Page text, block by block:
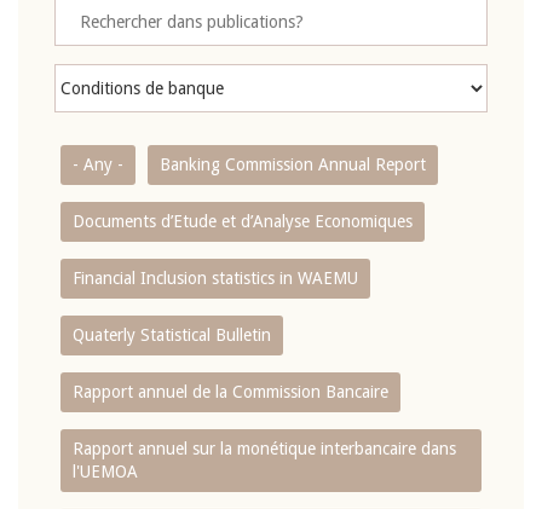
- Any - Banking Commission Annual Report
Documents d’Etude et d’Analyse Economiques
Financial Inclusion statistics in WAEMU
Quaterly Statistical Bulletin
Rapport annuel de la Commission Bancaire
Rapport annuel sur la monétique interbancaire dans
l'UEMOA